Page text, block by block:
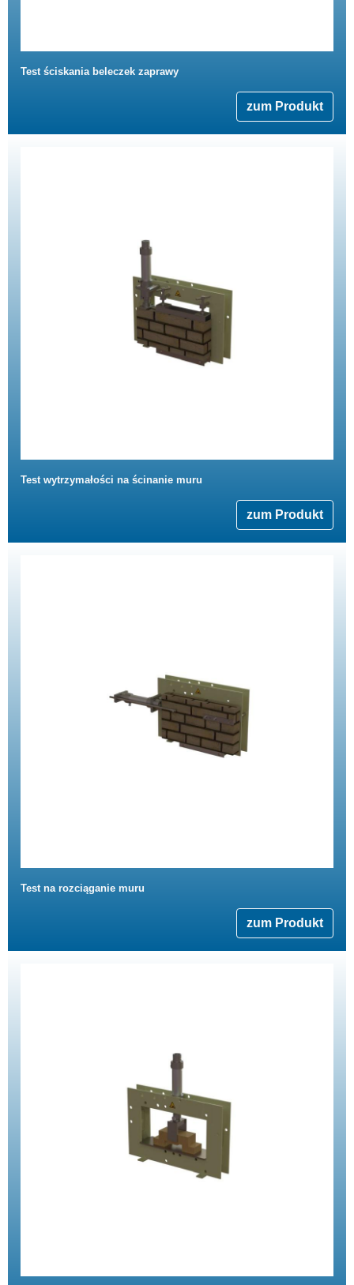
Test ściskania beleczek zaprawy
zum Produkt
Test wytrzymałości na ścinanie muru
zum Produkt
Test na rozciąganie muru
zum Produkt